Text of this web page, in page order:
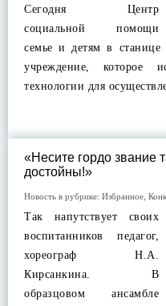
Сегодня Центр
социальной помощи
семье и детям в станице
учреждение, которое
технологии для
«Несите гордо звание
достойны!»
Новость в рубрике: Избранное
Так напутствует своих
воспитанников педагог,
хореограф Н.А.
Кирсанкина. В
образцовом ансамбле